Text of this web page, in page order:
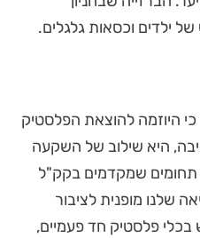
ילדים וכסאות גלגלים.
היוזמה להוצאת הפלסטיק
היא שילוב של השקעה
תחומים שמקדמים בקק"ל
שלנו מופנית לציבור
פלסטיק חד פעמיים,